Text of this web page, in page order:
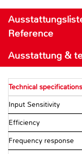
Reference
Ausstattung &
Technical specifications
Input Sensitivity
Efficiency
Frequency response